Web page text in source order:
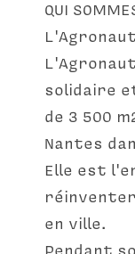
QUI
solidaire
de 3 500
Nantes
Elle est
en ville.